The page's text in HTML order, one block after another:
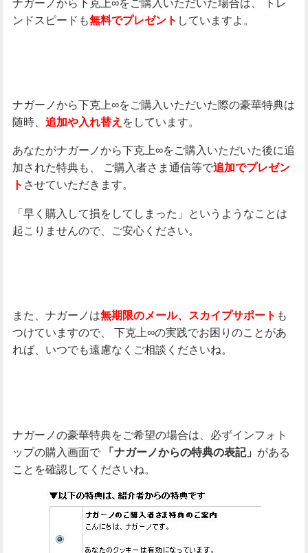
ナガーノから下克上∞をご購入いただいた場合は、
トレ
ンドスピードも無料でプレゼント していますよ。
ナガーノから下克上∞をご購入いただいた際の豪華特典は
随時、 追加や入れ替え をしています。
あなたがナガーノから下克上∞をご購入いただいた後に追
加された特典も、
ご購入者さま通信等で追加でプレゼン
ト させていただきます。
「早く購入して損をしてしまった」というようなことは
起こりませんので、ご安心ください。
また、ナガーノは無期限のメール、スカイプサポート も
つけていますので、
下克上∞の実践でお困りのことがあ
れば、いつでも遠慮なくご相談くださいね。
ナガーノの豪華特典をご希望の場合は、必ずインフォト
ップの購入画面で
「ナガーノからの特典の表記」 がある
ことを確認してくださいね。